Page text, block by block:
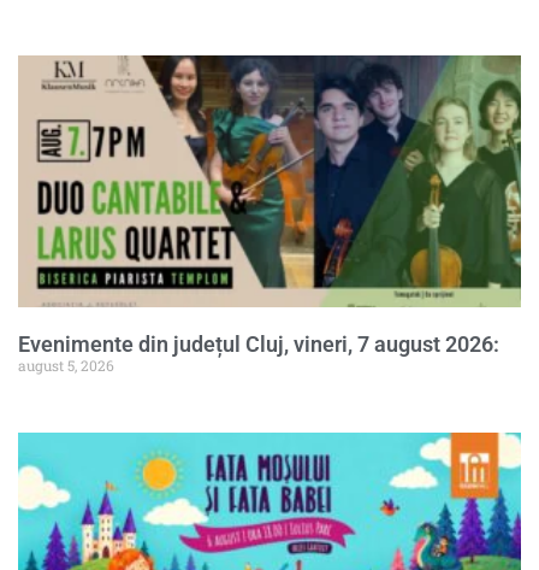
Evenimente din județul Cluj, vineri, 7 august 2026:
august 5, 2026